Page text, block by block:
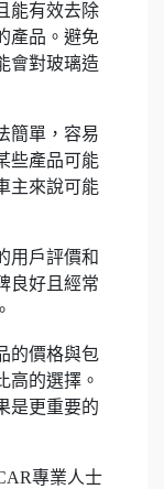
能有效去除
產品。避免
會對玻璃造
簡單，容易
些產品可能
主來說可能
用戶評價和
良好且經常
的價格與包
高的選擇。
是更重要的
專業人士